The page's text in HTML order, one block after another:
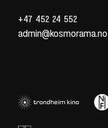
+47 452 24 552
admin@kosmorama.no